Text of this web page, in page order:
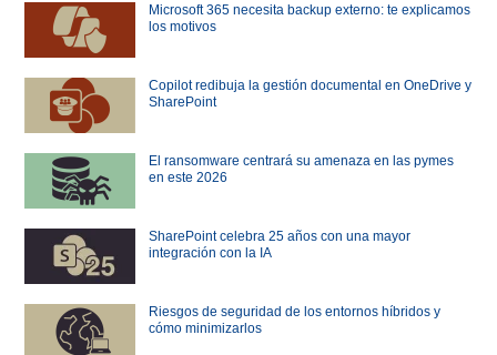
Microsoft 365 necesita backup externo: te explicamos
los motivos
Copilot redibuja la gestión documental en OneDrive y
SharePoint
El ransomware centrará su amenaza en las pymes
en este 2026
SharePoint celebra 25 años con una mayor
integración con la IA
Riesgos de seguridad de los entornos híbridos y
cómo minimizarlos